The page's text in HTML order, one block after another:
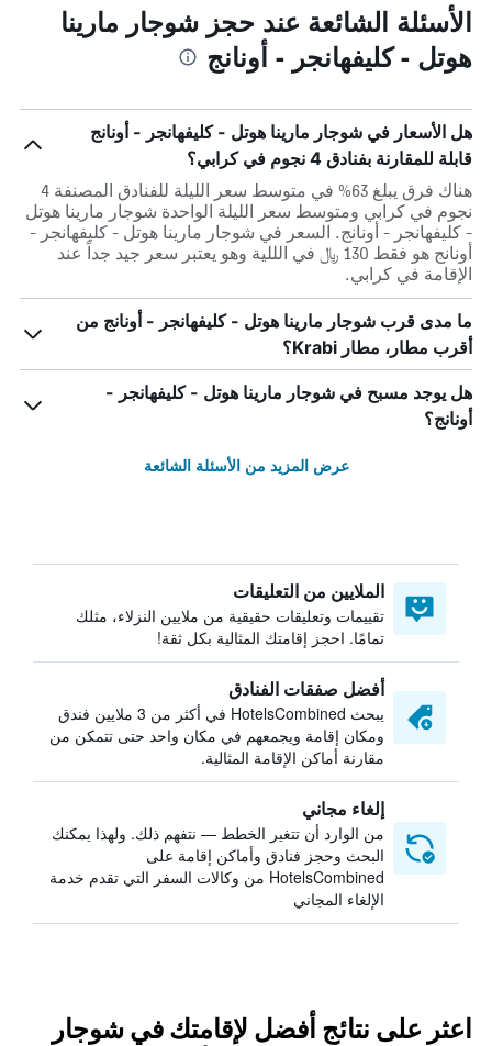
الأسئلة الشائعة عند حجز شوجار مارينا
هوتل - كليفهانجر - أونانج
هل الأسعار في شوجار مارينا هوتل - كليفهانجر - أونانج
قابلة للمقارنة بفنادق 4 نجوم في كرابي؟
هناك فرق يبلغ 63% في متوسط ​​سعر الليلة للفنادق المصنفة 4
نجوم في كرابي ومتوسط ​​سعر الليلة الواحدة شوجار مارينا هوتل
- كليفهانجر - أونانج. السعر في شوجار مارينا هوتل - كليفهانجر -
أونانج هو فقط 130 ﷼ في الللية وهو يعتبر سعر جيد جداً عند
الإقامة في كرابي.
ما مدى قرب شوجار مارينا هوتل - كليفهانجر - أونانج من
أقرب مطار، مطار Krabi؟
هل يوجد مسبح في شوجار مارينا هوتل - كليفهانجر -
أونانج؟
عرض المزيد من الأسئلة الشائعة
الملايين من التعليقات
تقييمات وتعليقات حقيقية من ملايين النزلاء، مثلك
تمامًا. احجز إقامتك المثالية بكل ثقة!
أفضل صفقات الفنادق
يبحث HotelsCombined في أكثر من 3 ملايين فندق
ومكان إقامة ويجمعهم في مكان واحد حتى تتمكن من
مقارنة أماكن الإقامة المثالية.
إلغاء مجاني
من الوارد أن تتغير الخطط — نتفهم ذلك. ولهذا يمكنك
البحث وحجز فنادق وأماكن إقامة على
HotelsCombined من وكالات السفر التي تقدم خدمة
الإلغاء المجاني
اعثر على نتائج أفضل لإقامتك في شوجار